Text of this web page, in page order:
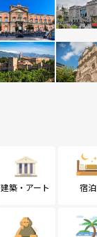
建築・アート 宿泊